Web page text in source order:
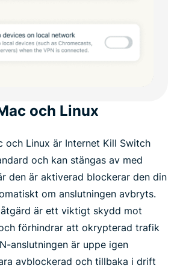
och Linux
och Linux är Internet Kill Switch
och kan stängas av med
den är aktiverad blockerar den din
om anslutningen avbryts.
är ett viktigt skydd mot
förhindrar att okrypterad trafik
anslutningen är uppe igen
avblockerad och tillbaka i drift